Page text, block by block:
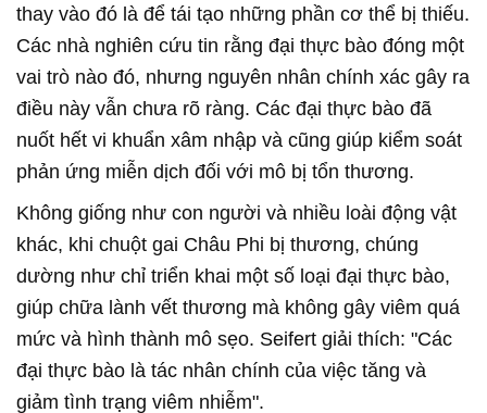
thay vào đó là để tái tạo những phần cơ thể bị thiếu.
Các nhà nghiên cứu tin rằng đại thực bào đóng một
vai trò nào đó, nhưng nguyên nhân chính xác gây ra
điều này vẫn chưa rõ ràng. Các đại thực bào đã
nuốt hết vi khuẩn xâm nhập và cũng giúp kiểm soát
phản ứng miễn dịch đối với mô bị tổn thương.
Không giống như con người và nhiều loài động vật
khác, khi chuột gai Châu Phi bị thương, chúng
dường như chỉ triển khai một số loại đại thực bào,
giúp chữa lành vết thương mà không gây viêm quá
mức và hình thành mô sẹo. Seifert giải thích: "Các
đại thực bào là tác nhân chính của việc tăng và
giảm tình trạng viêm nhiễm".